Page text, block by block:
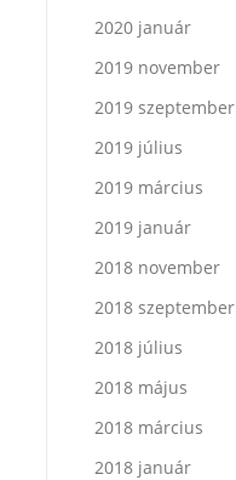
2020 január
2019 november
2019 szeptember
2019 július
2019 március
2019 január
2018 november
2018 szeptember
2018 július
2018 május
2018 március
2018 január